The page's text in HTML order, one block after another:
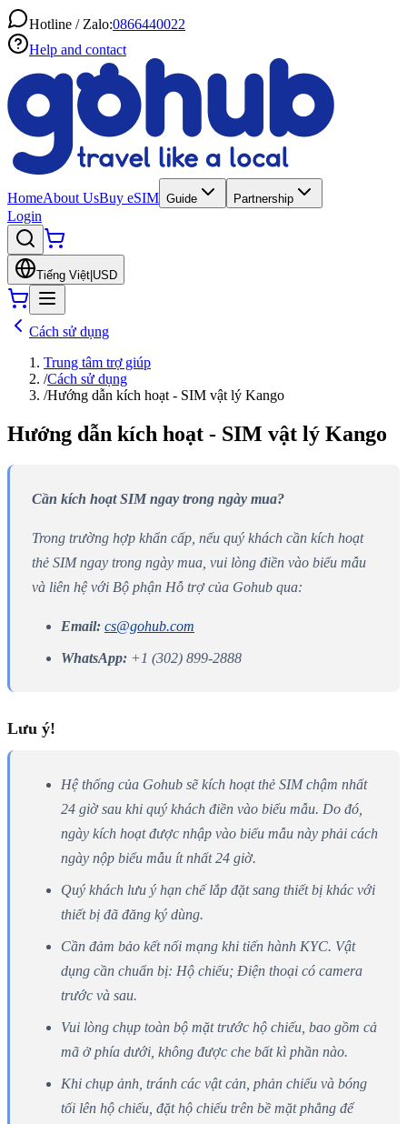
Hotline / Zalo:0866440022
Help and contact
HomeAbout UsBuy eSIM Guide Partnership
Login
Tiếng Việt USD
Cách sử dụng
Trung tâm trợ giúp
/Cách sử dụng
/Hướng dẫn kích hoạt - SIM vật lý Kango
Hướng dẫn kích hoạt - SIM vật lý Kango
Cần kích hoạt SIM ngay trong ngày mua?
Trong trường hợp khẩn cấp, nếu quý khách cần kích hoạt
thẻ SIM ngay trong ngày mua, vui lòng điền vào biểu mẫu
và liên hệ với Bộ phận Hỗ trợ của Gohub qua:
Email: cs@gohub.com
WhatsApp: +1 (302) 899-2888
Lưu ý!
Hệ thống của Gohub sẽ kích hoạt thẻ SIM chậm nhất
24 giờ sau khi quý khách điền vào biểu mẫu. Do đó,
ngày kích hoạt được nhập vào biểu mẫu này phải cách
ngày nộp biểu mẫu ít nhất 24 giờ.
Quý khách lưu ý hạn chế lắp đặt sang thiết bị khác với
thiết bị đã đăng ký dùng.
Cần đảm bảo kết nối mạng khi tiến hành KYC. Vật
dụng cần chuẩn bị: Hộ chiếu; Điện thoại có camera
trước và sau.
Vui lòng chụp toàn bộ mặt trước hộ chiếu, bao gồm cả
mã ở phía dưới, không được che bất kì phần nào.
Khi chụp ảnh, tránh các vật cản, phản chiếu và bóng
tối lên hộ chiếu, đặt hộ chiếu trên bề mặt phẳng để